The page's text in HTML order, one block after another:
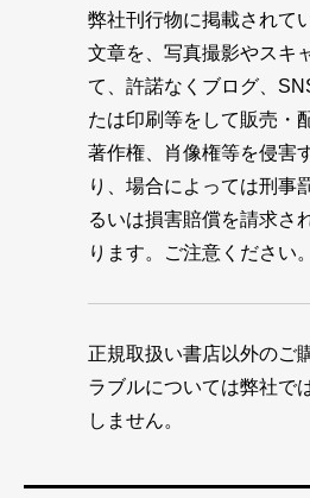
弊社刊行物に掲載されて
文章を、写真撮影やスキ
て、許諾なくブログ、
たは印刷等をして販売・
著作権、肖像権等を侵害
り、場合によっては刑事
るいは損害賠償を請求さ
ります。ご注意ください。
正規取扱い書店以外のご
ラブルについては弊社で
しません。